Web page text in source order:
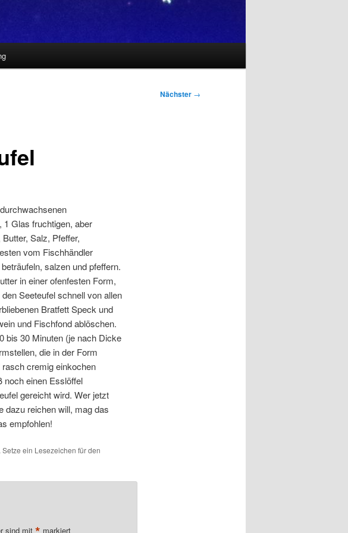
Nächster →
Glas fruchtigen, aber
Salz, Pfeffer,
vom Fischhändler
salzen und pfeffern.
in einer ofenfesten Form,
Seeteufel schnell von allen
Bratfett Speck und
und Fischfond ablöschen.
bis 30 Minuten (je nach Dicke
die in der Form
cremig einkochen
noch einen Esslöffel
gereicht wird. Wer jetzt
dazu reichen will, mag das
empfohlen!
ein Lesezeichen für den
sind mit markiert